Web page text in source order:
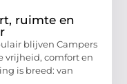
ruimte en
blijven Campers
vrijheid, comfort en
is breed: van